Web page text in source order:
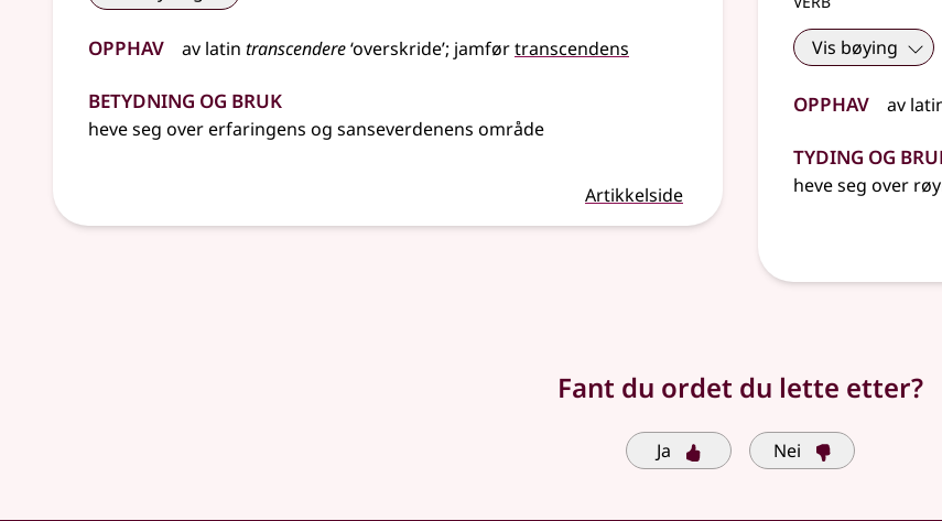
Opphav av latin transcendere‘overskride’; jamførtranscendens
Betydning og bruk
heve seg over erfaringens og sanseverdenens område
Artikkelside
Vis bøying
Opphav av
Tyding og
heve seg over
Fant du ordet du lette etter?
Ja Nei